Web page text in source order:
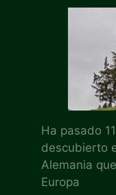
Ha pasado
descubierto
Alemania
Europa